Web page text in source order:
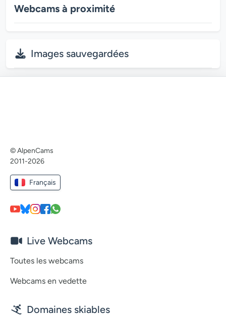
Webcams à proximité
Images sauvegardées
© AlpenCams
2011-2026
Français
Live Webcams
Toutes les webcams
Webcams en vedette
Domaines skiables